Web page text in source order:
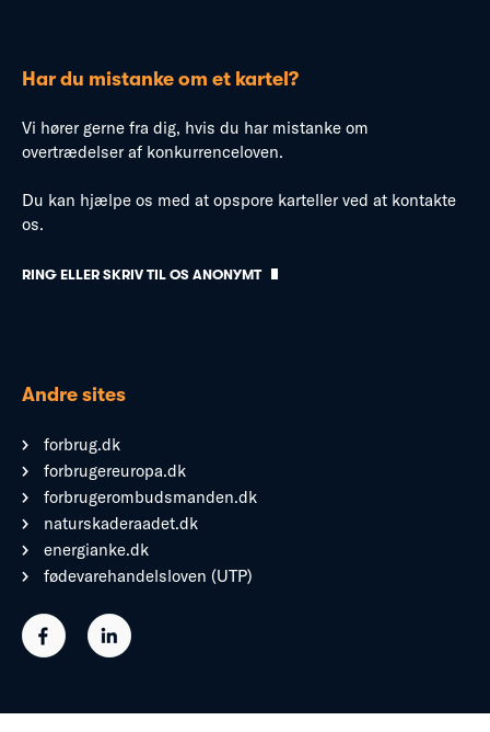
Har du mistanke om et kartel?
Vi hører gerne fra dig, hvis du har mistanke om
overtrædelser af konkurrenceloven.
Du kan hjælpe os med at opspore karteller ved at kontakte
os.
RING ELLER SKRIV TIL OS ANONYMT
Andre sites
forbrug.dk
forbrugereuropa.dk
forbrugerombudsmanden.dk
naturskaderaadet.dk
energianke.dk
fødevarehandelsloven (UTP)